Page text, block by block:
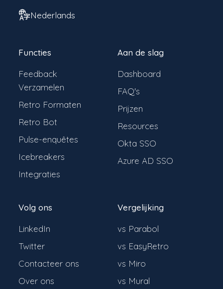
Nederlands
Functies
Feedback
Verzamelen
Retro Formaten
Retro Bot
Pulse-enquêtes
Icebreakers
Integraties
Aan de slag
Dashboard
FAQ's
Prijzen
Resources
Okta SSO
Azure AD SSO
Volg ons
LinkedIn
Twitter
Contacteer ons
Over ons
Vergelijking
vs Parabol
vs EasyRetro
vs Miro
vs Mural